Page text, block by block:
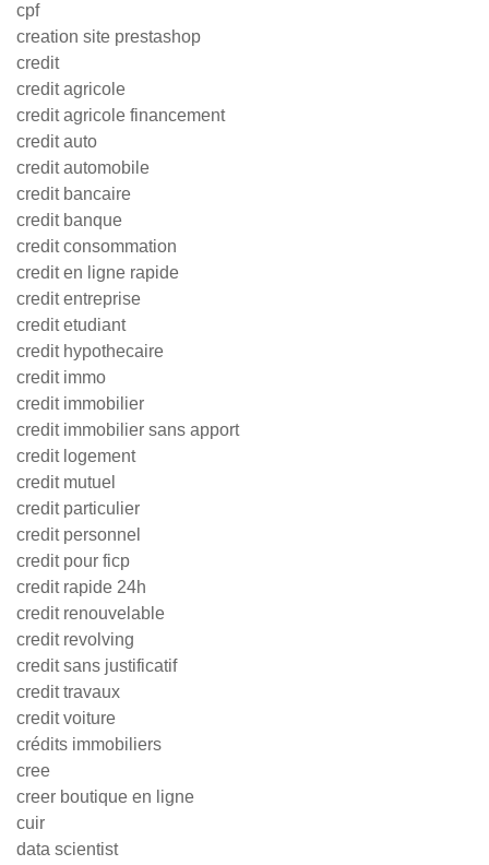
cpf
creation site prestashop
credit
credit agricole
credit agricole financement
credit auto
credit automobile
credit bancaire
credit banque
credit consommation
credit en ligne rapide
credit entreprise
credit etudiant
credit hypothecaire
credit immo
credit immobilier
credit immobilier sans apport
credit logement
credit mutuel
credit particulier
credit personnel
credit pour ficp
credit rapide 24h
credit renouvelable
credit revolving
credit sans justificatif
credit travaux
credit voiture
crédits immobiliers
cree
creer boutique en ligne
cuir
data scientist